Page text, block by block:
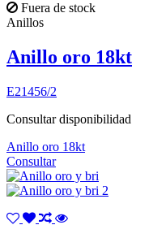
Fuera de stock
Anillos
Anillo oro 18kt
E21456/2
Consultar disponibilidad
Anillo oro 18kt
Consultar